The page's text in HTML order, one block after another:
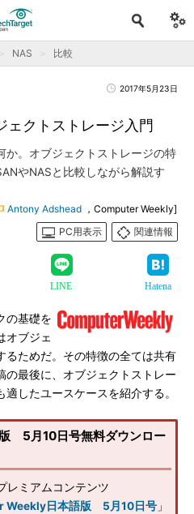
NAS 比較
2017年5月23日
ェクトストレージ入門
か。オブジェクトストレージの特
やNASと比較しながら解説す
Antony Adshead ，Computer Weekly]
PC用表示
関連情報
LINE Hatena
の基礎を
オブジェ
るためだ。その特徴の全ては共有
の最後に、オブジェクトストレー
したユースケースを紹介する。
5月10日号無料ダウンロー
レミアムコンテンツ
Weekly日本語版 5月10日号 」